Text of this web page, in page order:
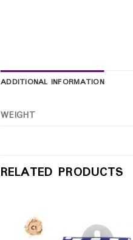
ADDITIONAL INFORMATION
WEIGHT
RELATED PRODUCTS